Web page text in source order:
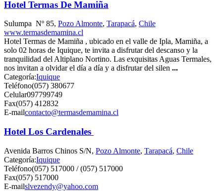
Hotel Termas De Mamiña
Sulumpa Nº 85, Pozo Almonte, Tarapacá, Chile
www.termasdemamina.cl
Hotel Termas de Mamiña , ubicado en el valle de Ipla, Mamiña, a
solo 02 horas de Iquique, te invita a disfrutar del descanso y la
tranquilidad del Altiplano Nortino. Las exquisitas Aguas Termales,
nos invitan a olvidar el día a día y a disfrutar del silen ...
Categoría:Iquique
Teléfono(057) 380677
Celular097799749
Fax(057) 412832
E-mailcontacto@termasdemamina.cl
Hotel Los Cardenales
Avenida Barros Chinos S/N, Pozo Almonte, Tarapacá, Chile
Categoría:Iquique
Teléfono(057) 517000 / (057) 517000
Fax(057) 517000
E-mailslvezendy@yahoo.com